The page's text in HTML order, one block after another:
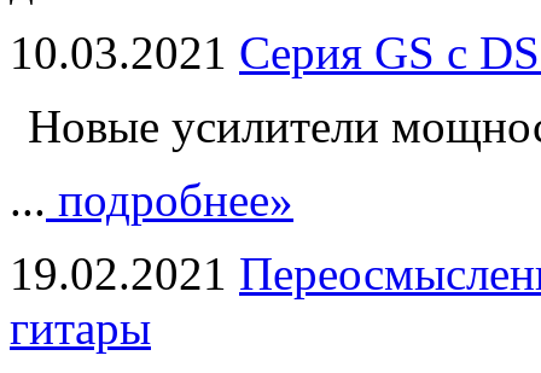
10.03.2021 Серия GS с
Новые усилители
... подробнее»
19.02.2021
гитары